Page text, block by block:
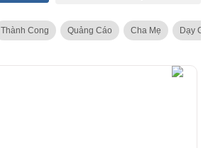
Thành Cong Quảng Cáo Cha Mẹ Dạy